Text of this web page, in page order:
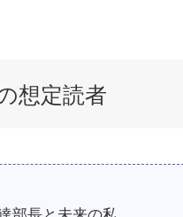
想定読者